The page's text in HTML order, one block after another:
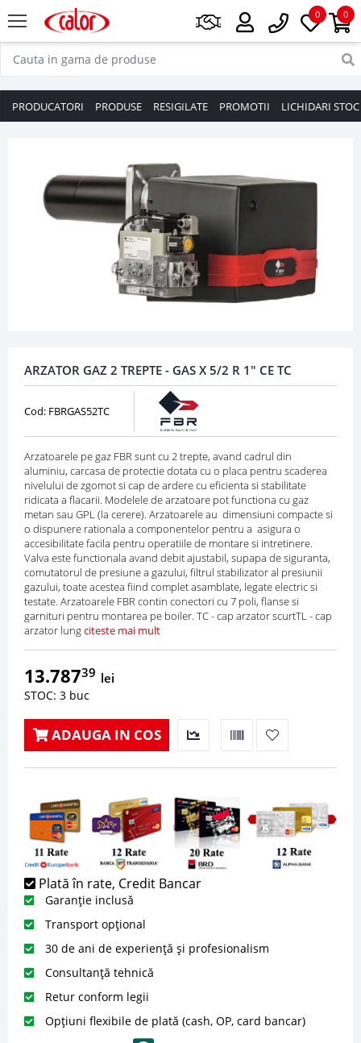
0
0
PRODUCATORI PRODUSE RESIGILATE PROMOTII LICHIDARI STOC
ARZATOR GAZ 2 TREPTE - GAS X 5/2 R 1" CE TC
Cod: FBRGAS52TC
Arzatoarele pe gaz FBR sunt cu 2 trepte, avand cadrul din
aluminiu, carcasa de protectie dotata cu o placa pentru scaderea
nivelului de zgomot si cap de ardere cu eficienta si stabilitate
ridicata a flacarii. Modelele de arzatoare pot functiona cu gaz
metan sau GPL (la cerere). Arzatoarele au dimensiuni compacte si
o dispunere rationala a componentelor pentru a asigura o
accesibilitate facila pentru operatiile de montare si intretinere.
Valva este functionala avand debit ajustabil, supapa de siguranta,
comutatorul de presiune a gazului, filtrul stabilizator al presiunii
gazului, toate acestea fiind complet asamblate, legate electric si
testate. Arzatoarele FBR contin conectori cu 7 poli, flanse si
garnituri pentru montarea pe boiler. TC - cap arzator scurtTL - cap
arzator lungciteste mai mult
13.78739 lei
STOC: 3 buc
ADAUGA IN COS
Plată în rate, Credit Bancar
Garanție inclusă
Transport opțional
30 de ani de experiență și profesionalism
Consultanță tehnică
Retur conform legii
Opțiuni flexibile de plată (cash, OP, card bancar)